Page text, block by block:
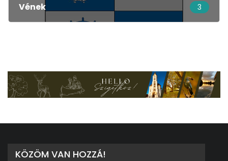
Vének 3
KÖZÖM VAN HOZZÁ!